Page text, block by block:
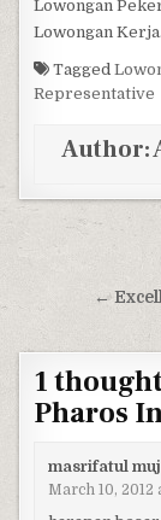
Lowongan
Lowongan Kerja.
Tagged
Representative
Author:
Post
←
1
Pharos
masrifatul
March 10, 2012